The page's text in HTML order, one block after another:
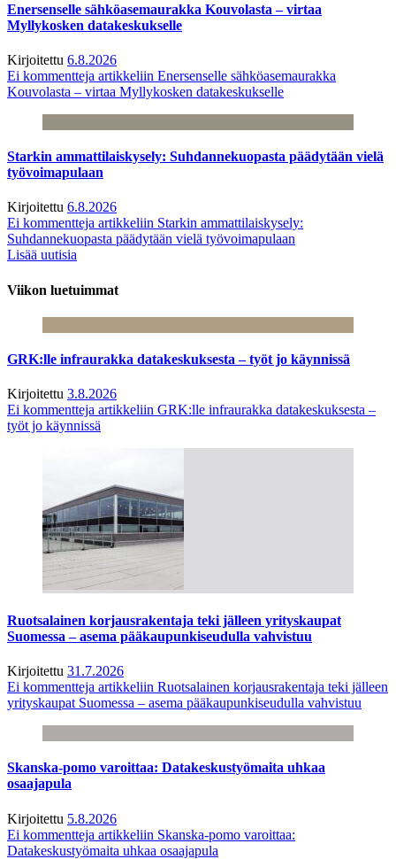
Enersenselle sähköasemaurakka Kouvolasta – virtaa
Myllykosken datakeskukselle
Kirjoitettu 6.8.2026
Ei kommentteja artikkeliin Enersenselle sähköasemaurakka
Kouvolasta – virtaa Myllykosken datakeskukselle
Starkin ammattilaiskysely: Suhdannekuopasta päädytään vielä
työvoimapulaan
Kirjoitettu 6.8.2026
Ei kommentteja artikkeliin Starkin ammattilaiskysely:
Suhdannekuopasta päädytään vielä työvoimapulaan
Lisää uutisia
Viikon luetuimmat
GRK:lle infraurakka datakeskuksesta – työt jo käynnissä
Kirjoitettu 3.8.2026
Ei kommentteja artikkeliin GRK:lle infraurakka datakeskuksesta –
työt jo käynnissä
Ruotsalainen korjausrakentaja teki jälleen yrityskaupat
Suomessa – asema pääkaupunkiseudulla vahvistuu
Kirjoitettu 31.7.2026
Ei kommentteja artikkeliin Ruotsalainen korjausrakentaja teki jälleen
yrityskaupat Suomessa – asema pääkaupunkiseudulla vahvistuu
Skanska-pomo varoittaa: Datakeskustyömaita uhkaa
osaajapula
Kirjoitettu 5.8.2026
Ei kommentteja artikkeliin Skanska-pomo varoittaa:
Datakeskustyömaita uhkaa osaajapula